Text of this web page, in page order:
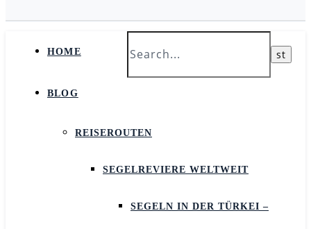
HOME
BLOG
REISEROUTEN
SEGELREVIERE WELTWEIT
SEGELN IN DER TÜRKEI –